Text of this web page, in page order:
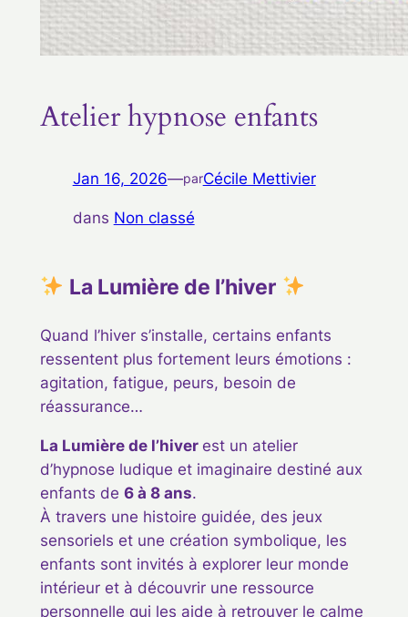
Atelier hypnose enfants
Jan 16, 2026—parCécile Mettivier
dans Non classé
La Lumière de l’hiver
Quand l’hiver s’installe, certains enfants
ressentent plus fortement leurs émotions :
agitation, fatigue, peurs, besoin de
réassurance…
La Lumière de l’hiver est un atelier
d’hypnose ludique et imaginaire destiné aux
enfants de 6 à 8 ans.
À travers une histoire guidée, des jeux
sensoriels et une création symbolique, les
enfants sont invités à explorer leur monde
intérieur et à découvrir une ressource
personnelle qui les aide à retrouver le calme